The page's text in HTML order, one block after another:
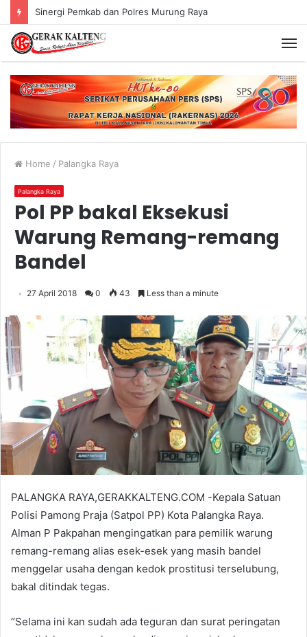
Murung Raya Menangi MTQ Korpri VIII Kalimantan Tengah
Home / Palangka Raya
Palangka Raya
Pol PP bakal Eksekusi
Warung Remang-remang
Bandel
27 April 2018 0 43 Less than a minute
PALANGKA RAYA,GERAKKALTENG.COM -Kepala Satuan
Polisi Pamong Praja (Satpol PP) Kota Palangka Raya.
Alman P Pakpahan mengingatkan para pemilik warung
remang-remang alias esek-esek yang masih bandel
menggelar usaha dengan kedok prostitusi terselubung,
bakal ditindak tegas.
“Selama ini kan sudah ada teguran dan surat peringatan